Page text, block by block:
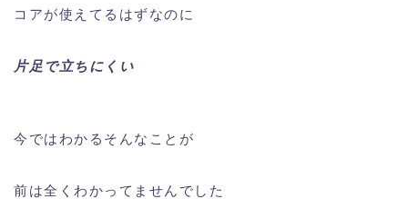
コアが使えてるはずなのに
片足で立ちにくい
今ではわかるそんなことが
前は全くわかってませんでした